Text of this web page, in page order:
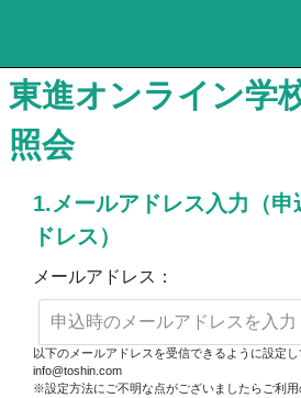
東進オンライン学
照会
1.メールアドレス入力（申
ドレス）
メールアドレス：
以下のメールアドレスを受信できるように設定し
info@toshin.com
※設定方法にご不明な点がございましたらご利